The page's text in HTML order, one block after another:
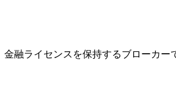
融ライセンスを保持するブローカ